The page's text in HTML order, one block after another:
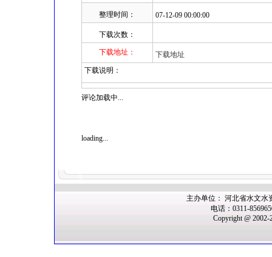
整理时间： 07-12-09 00:00:00
下载次数：
下载地址：
下载地址
下载说明：
评论加载中...
loading...
主办单位： 河北省水文水
电话：0311-
Copyright @ 2002-